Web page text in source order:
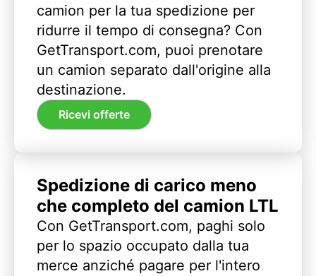
camion per la tua spedizione per
ridurre il tempo di consegna? Con
GetTransport.com, puoi prenotare
un camion separato dall'origine alla
destinazione.
Ricevi offerte
Spedizione di carico meno
che completo del camion LTL
Con GetTransport.com, paghi solo
per lo spazio occupato dalla tua
merce anziché pagare per l'intero